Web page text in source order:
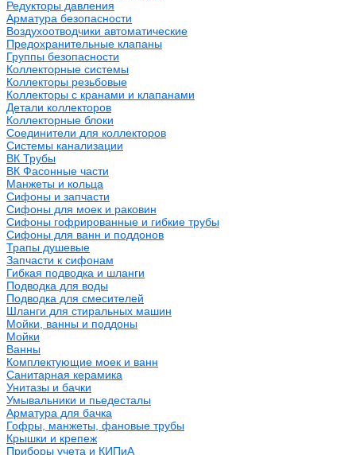
Редукторы давления
Арматура безопасности
Воздухоотводчики автоматические
Предохранительные клапаны
Группы безопасности
Коллекторные системы
Коллекторы резьбовые
Коллекторы с кранами и клапанами
Детали коллекторов
Коллекторные блоки
Соединители для коллекторов
Системы канализации
ВК Трубы
ВК Фасонные части
Манжеты и кольца
Сифоны и запчасти
Сифоны для моек и раковин
Сифоны гофрированные и гибкие трубы
Сифоны для ванн и поддонов
Трапы душевые
Запчасти к сифонам
Гибкая подводка и шланги
Подводка для воды
Подводка для смесителей
Шланги для стиральных машин
Мойки, ванны и поддоны
Мойки
Ванны
Комплектующие моек и ванн
Санитарная керамика
Унитазы и бачки
Умывальники и пьедесталы
Арматура для бачка
Гофры, манжеты, фановые трубы
Крышки и крепеж
Приборы учета и КИПиА